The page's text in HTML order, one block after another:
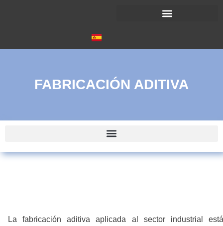
FABRICACIÓN ADITIVA
La fabricación aditiva aplicada al sector industrial